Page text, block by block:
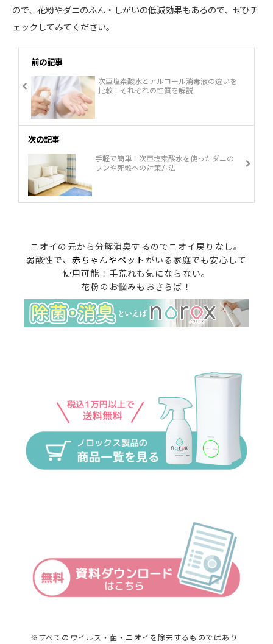
ので、花粉やダニのふん・しがいの低減効果もあるので、ぜひチ
ェックしてみてください。
前の記事
次亜塩素酸水とアルコール消毒液の違いを
比較！それぞれの性質を解説
次の記事
手軽で簡単！次亜塩素酸水を使ったダニの
フンや死骸への対策方法
ニオイの元から分解消臭するのでニオイ戻りなし。
弱酸性で、 赤ちゃんやペット がいる家庭でも安心して
使用可能！手荒れも気にならない。
花粉のお悩みもおさらば！
※すべてのウイルス・菌・ニオイを除去するものではあり